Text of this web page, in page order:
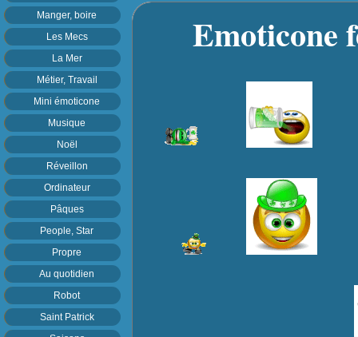
Manger, boire
Les Mecs
La Mer
Métier, Travail
Mini émoticone
Musique
Noël
Réveillon
Ordinateur
Pâques
People, Star
Propre
Au quotidien
Robot
Saint Patrick
Emoticone